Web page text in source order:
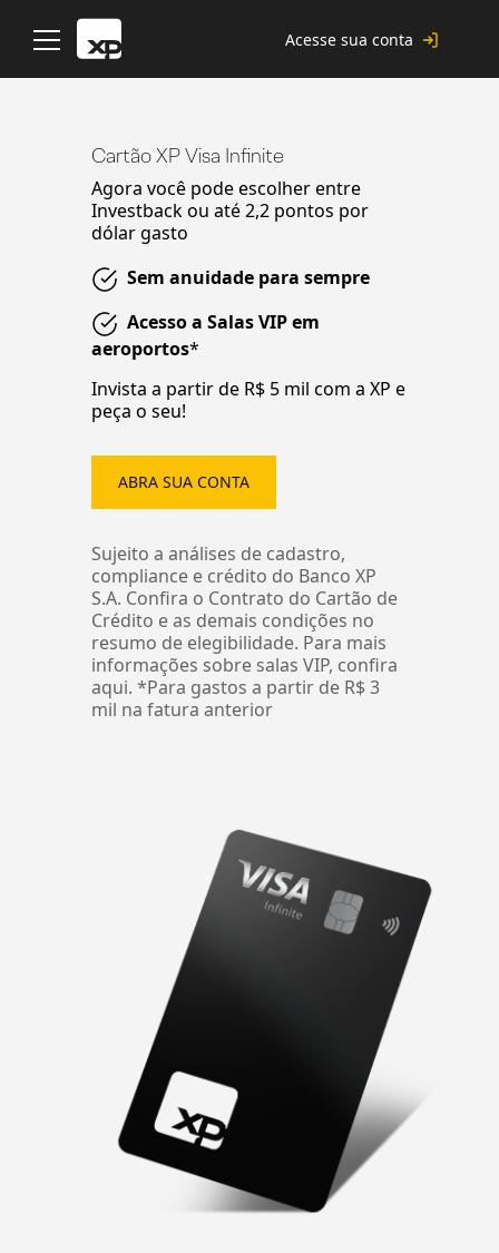
Acesse sua conta
Cartão XP Visa Infinite
Agora você pode escolher entre
Investback ou até 2,2 pontos por
dólar gasto
Sem anuidade para sempre
Acesso a Salas VIP em
aeroportos*
Invista a partir de R$ 5 mil com a XP e
peça o seu!
ABRA SUA CONTA
Sujeito a análises de cadastro,
compliance e crédito do Banco XP
S.A. Confira o Contrato do Cartão de
Crédito e as demais condições no
resumo de elegibilidade. Para mais
informações sobre salas VIP, confira
aqui. *Para gastos a partir de R$ 3
mil na fatura anterior